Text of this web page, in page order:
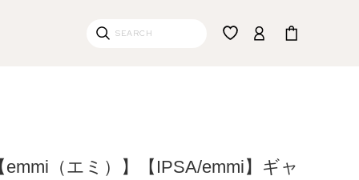
emmi（エミ）】【IPSA/emmi】ギャ